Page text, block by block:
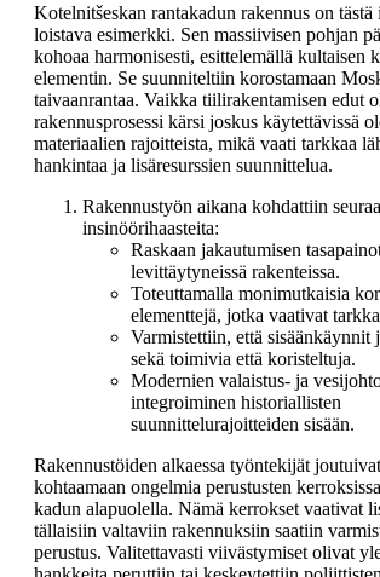
Kotelnitšeskan rantakadun rakennus on tästä
loistava esimerkki. Sen massiivisen pohjan
kohoaa harmonisesti, esittelemällä kultaisen
elementin. Se suunniteltiin korostamaan
taivaanrantaa. Vaikka tiilirakentamisen edut
rakennusprosessi kärsi joskus käytettävissä
materiaalien rajoitteista, mikä vaati tarkkaa
hankintaa ja lisäresurssien suunnittelua.
Rakennustyön aikana kohdattiin
insinöörihaasteita:
Raskaan jakautumisen
levittäytyneissä rakenteissa.
Toteuttamalla monimutkaisia
elementtejä, jotka vaativat
Varmistettiin, että sisäänkäynnit
sekä toimivia että koristeltuja.
Modernien valaistus- ja
integroiminen historiallisten
suunnittelurajoitteiden sisään.
Rakennustöiden alkaessa työntekijät
kohtaamaan ongelmia perustusten
kadun alapuolella. Nämä kerrokset vaativat
tällaisiin valtaviin rakennuksiin saatiin
perustus. Valitettavasti viivästymiset olivat